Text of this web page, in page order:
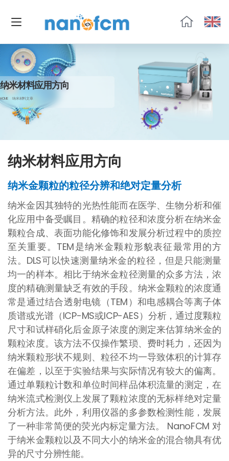
流
纳米材料应用方向
HOME 纳米材料文章
纳米材料应用方向
纳米金颗粒的粒径分辨和绝对定量分析
纳米金因其独特的光热性能而在医学、生物分析和催
化应用中备受瞩目。精确的粒径和浓度分析在纳米金
颗粒合成、表面功能化修饰和发展分析过程中的质控
至关重要。TEM是纳米金颗粒形貌表征最常用的方
法。DLS可以快速测量纳米金的粒径，但是只能测量
均一的样本。相比于纳米金粒径测量的众多方法，浓
度的精确测量缺乏有效的手段。纳米金颗粒的浓度通
常是通过结合透射电镜（TEM）和电感耦合等离子体
质谱或光谱（ICP-MS或ICP-AES）分析，通过度颗粒
尺寸和试样硝化后金原子浓度的测定来估算纳米金的
颗粒浓度。该方法不仅操作繁琐、费时耗力，还因为
纳米颗粒形状不规则、粒径不均一导致体积的计算存
在偏差，以至于实验结果与实际情况有较大的偏离。
通过单颗粒计数和单位时间样品体积流量的测定，在
纳米流式检测仪上发展了颗粒浓度的无标样绝对定量
分析方法。此外，利用仪器的多参数检测性能，发展
了一种非常简便的荧光内标定量方法。 NanoFCM 对
于纳米金颗粒以及不同大小的纳米金的混合物具有优
异的尺寸分辨性能。